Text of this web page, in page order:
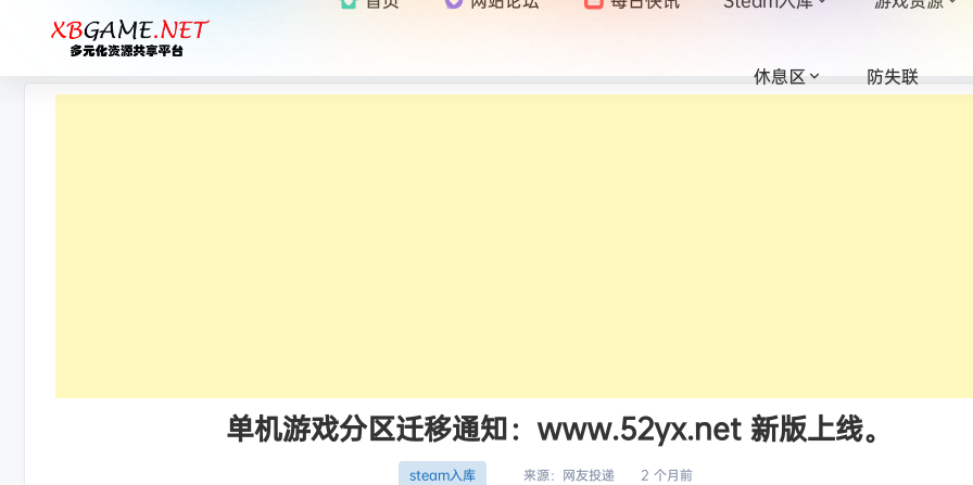
休息区 防失联
单机游戏分区迁移通知：www.52yx.net 新版上线。
steam入库 来源： 网友投递 2 个月前